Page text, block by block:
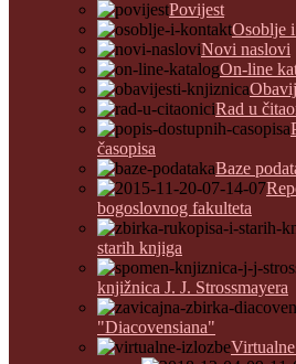
Povijest
Osoblje
Novi naslovi
On-line
Rad u
časopisa
Baze
bogoslovnog fakulteta
starih knjiga
knjižnica J. J. Strossmayera
"Diacovensiana"